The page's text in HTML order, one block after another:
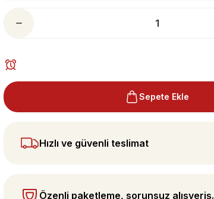
Sepete Ekle
Hızlı ve güvenli teslimat
Özenli paketleme, sorunsuz alışveriş.